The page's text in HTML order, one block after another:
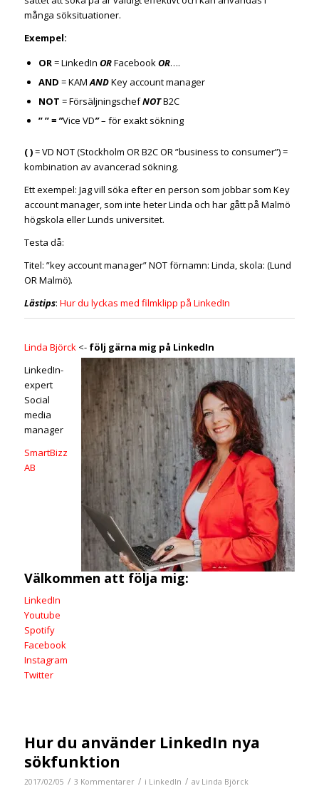
många söksituationer.
Exempel:
OR= LinkedIn ORFacebookOR….
AND = KAMANDKey account manager
NOT = FörsäljningschefNOTB2C
” ”= ”Vice VD”– för exakt sökning
( )= VD NOT (Stockholm OR B2C OR ”business to consumer”) =
kombination av avancerad sökning.
Ett exempel: Jag vill söka efter en person som jobbar som Key
account manager, som inte heter Linda och har gått på Malmö
högskola eller Lunds universitet.
Testa då:
Titel: ”key account manager” NOT förnamn: Linda, skola: (Lund
OR Malmö).
Lästips: Hur du lyckas med filmklipp på LinkedIn
Linda Björck<- följ gärna mig på LinkedIn
LinkedIn-
expert
Social
media
manager
SmartBizz
AB
Välkommen att följa mig:
LinkedIn
Youtube
Spotify
Facebook
Instagram
Twitter
Hur du använder LinkedIn nya
sökfunktion
2017/02/05 / 3 Kommentarer / i LinkedIn / av Linda Björck